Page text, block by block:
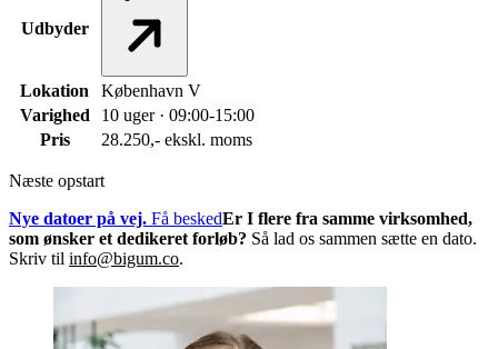
Udbyder
Lokation
København V
Varighed
10 uger · 09:00-15:00
Pris
28.250,- ekskl. moms
Næste opstart
Nye datoer på vej. Få beskedEr I flere fra samme virksomhed,
som ønsker et dedikeret forløb? Så lad os sammen sætte en dato.
Skriv til info@bigum.co.